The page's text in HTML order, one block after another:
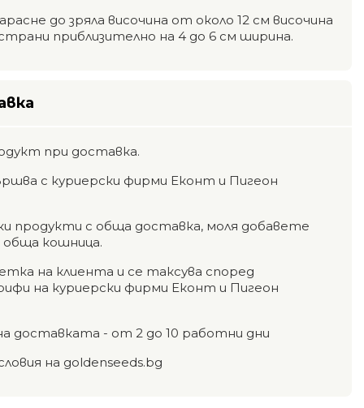
до зряла височина от около 12 см височина
приблизително на 4 до 6 см ширина.
при доставка.
с куриерски фирми Еконт и Пигеон
продукти с обща доставка, моля добавете
кошница.
на клиента и се таксува според
на куриерски фирми Еконт и Пигеон
доставката - от 2 до 10 работни дни
на goldenseeds.bg